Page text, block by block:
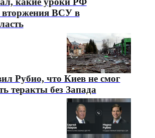
вторжения ВСУ в
Рубио, что Киев не смог
теракты без Запада